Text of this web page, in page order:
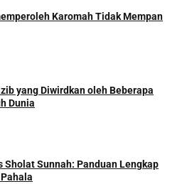
Karomah Tidak Mempan
yang Diwirdkan oleh Beberapa
Dunia
Sholat Sunnah: Panduan Lengkap